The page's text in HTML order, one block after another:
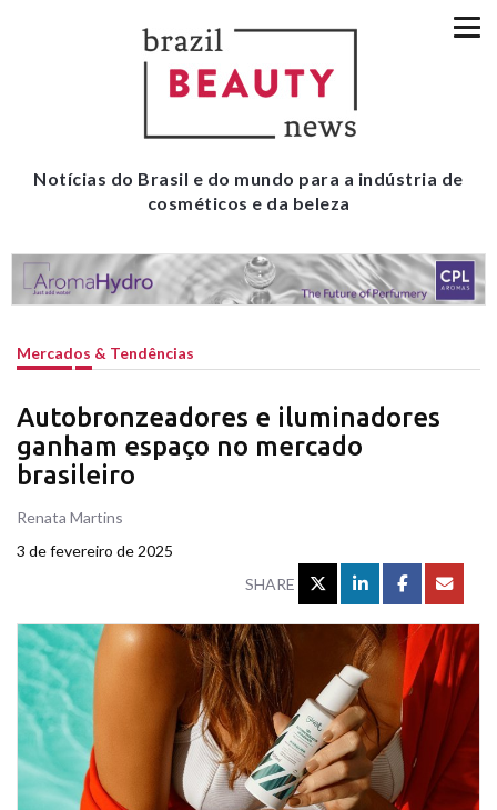
Notícias do Brasil e do mundo para a indústria de
cosméticos e da beleza
Mercados & Tendências
Autobronzeadores e iluminadores
ganham espaço no mercado
brasileiro
Renata Martins
3 de fevereiro de 2025
SHARE